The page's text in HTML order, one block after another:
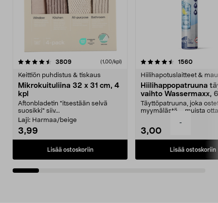
-
3809arvostelut (1,00/kpl)
Keittiön puhdistus & tiskaus
Mikrokuituliina 32 x 31 cm, 4
kpl
Aftonbladetin "itsestään selvä
suosikki" siiv...
Laji: Harmaa/beige
3,99
Lisää ostoskoriin
4.5viidestä
1560
Hiilihapotuslaitteet &
Hiilihappopatruuna
vaihto Wassermaxx,
Täyttöpatruuna, joka
myymälästä – muista
3,00
Lisää ostoskoriin
4.5viidestä